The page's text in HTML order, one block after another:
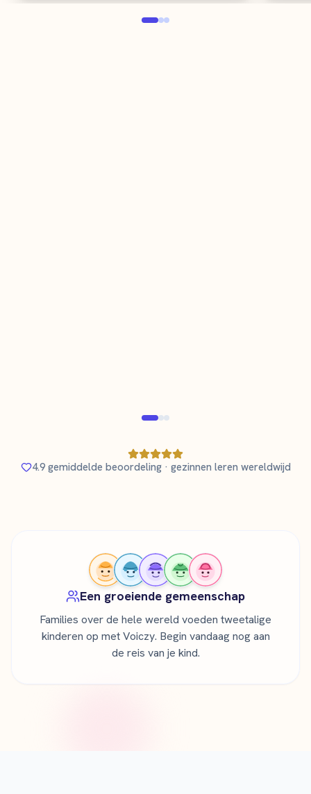
4.9 gemiddelde beoordeling · gezinnen leren wereldwijd
Een groeiende gemeenschap
Families over de hele wereld voeden tweetalige
kinderen op met Voiczy. Begin vandaag nog aan
de reis van je kind.